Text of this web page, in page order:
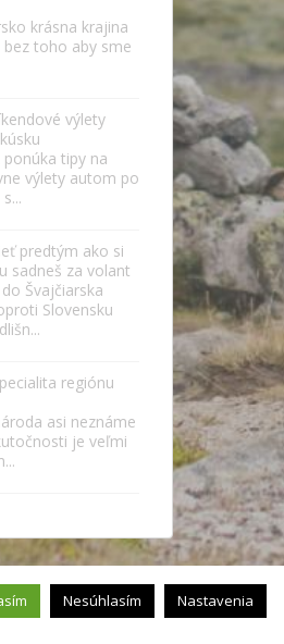
krásna krajina
bez toho aby sme
výlety
tipy na
výlety autom po
predtým ako si
sadneš za volant
Švajčiarska
Slovensku
regiónu
asi neznáme
je veľmi
Nesúhlasím Nastavenia